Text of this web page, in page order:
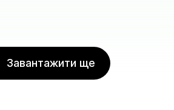
Завантажити ще